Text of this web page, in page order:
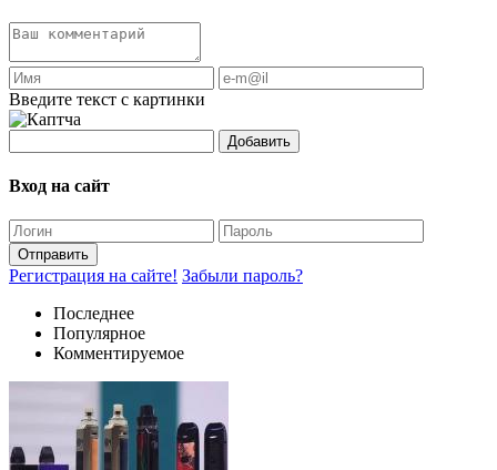
Введите текст с картинки
Добавить
Вход на сайт
Отправить
Регистрация на сайте! Забыли пароль?
Последнее
Популярное
Комментируемое